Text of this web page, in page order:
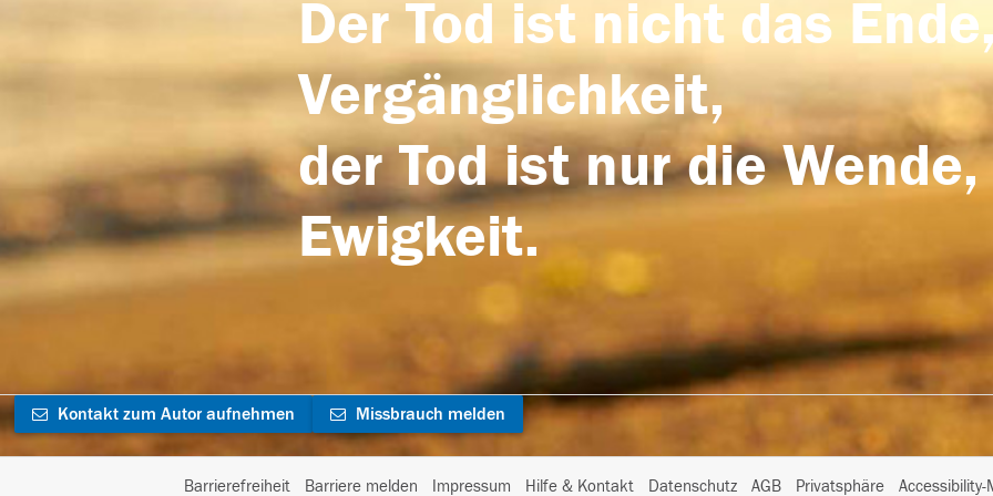
Der Tod ist nicht das
Vergänglichkeit,
der Tod ist nur die
Ewigkeit.
Kontakt zum Autor aufnehmen Missbrauch melden
Barrierefreiheit Barriere melden Impressum Hilfe & Kontakt Datenschutz AGB Privatsphäre I